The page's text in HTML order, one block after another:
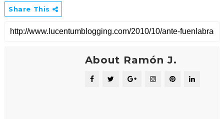
Share This
About Ramón J.